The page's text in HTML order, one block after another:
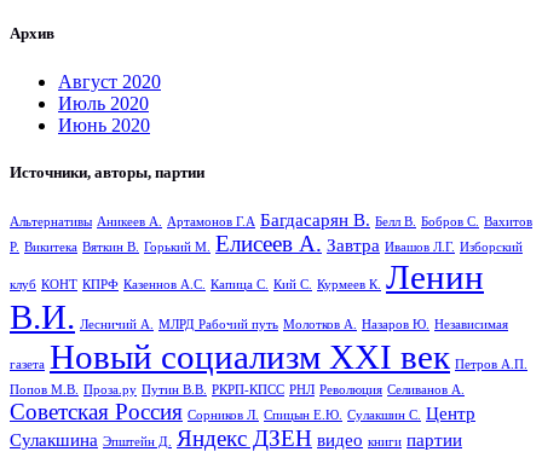
Архив
Август 2020
Июль 2020
Июнь 2020
Источники, авторы, партии
Альтернативы Аникеев А. Артамонов Г.А Багдасарян В. Белл В. Бобров С.
Вахитов
Р. Викитека Вяткин В. Горький М. Елисеев А. Завтра Ивашов Л.Г. Изборский
клуб КОНТ КПРФ Казеннов А.С. Капица С. Кий С. Курмеев К.
Ленин
В.И. Лесничий А. МЛРД Рабочий путь Молотков А. Назаров Ю. Независимая
газета Новый социализм XXI век Петров А.П.
Попов М.В.
Проза.ру Путин В.В. РКРП-КПСС РНЛ Революция Селиванов А.
Советская Россия Сорников Л. Спицын Е.Ю. Сулакшин С.
Центр
Сулакшина Эпштейн Д. Яндекс ДЗЕН видео книги партии